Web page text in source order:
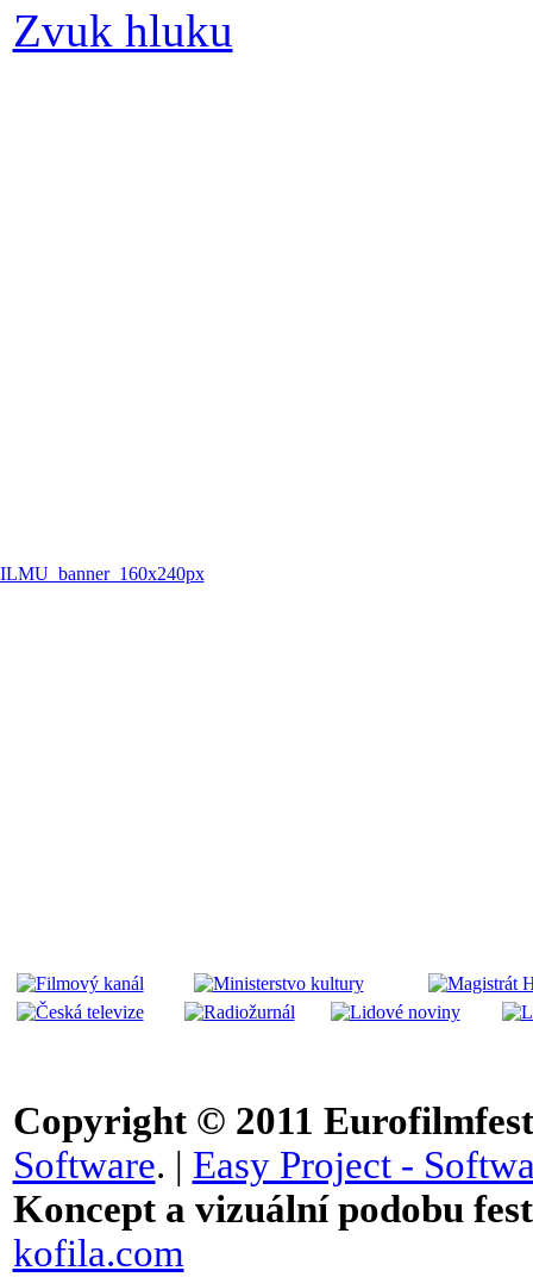
Zvuk hluku
Copyright © 2011
Software. | Easy Project -
Koncept a vizuální podobu
kofila.com